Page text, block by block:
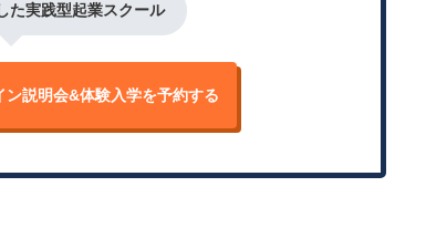
た実践型起業スクール
ン説明会&体験入学を予約する